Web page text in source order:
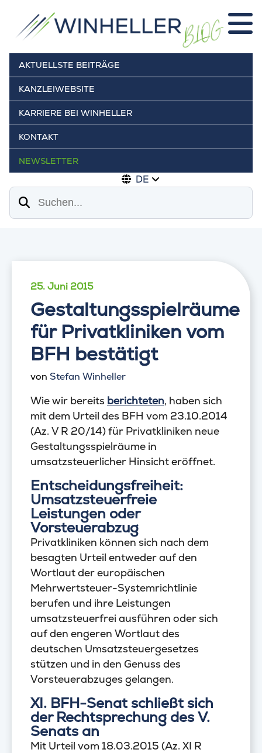
AKTUELLSTE BEITRÄGE
KANZLEIWEBSITE
KARRIERE BEI WINHELLER
KONTAKT
NEWSLETTER
DE
Suchen
25. Juni 2015
Gestaltungsspielräume
für Privatkliniken vom
BFH bestätigt
von Stefan Winheller
Wie wir bereits berichteten, haben sich
mit dem Urteil des BFH vom 23.10.2014
(Az. V R 20/14) für Privatkliniken neue
Gestaltungsspielräume in
umsatzsteuerlicher Hinsicht eröffnet.
Entscheidungsfreiheit:
Umsatzsteuerfreie
Leistungen oder
Vorsteuerabzug
Privatkliniken können sich nach dem
besagten Urteil entweder auf den
Wortlaut der europäischen
Mehrwertsteuer-Systemrichtlinie
berufen und ihre Leistungen
umsatzsteuerfrei ausführen oder sich
auf den engeren Wortlaut des
deutschen Umsatzsteuergesetzes
stützen und in den Genuss des
Vorsteuerabzuges gelangen.
XI. BFH-Senat schließt sich
der Rechtsprechung des V.
Senats an
Mit Urteil vom 18.03.2015 (Az. XI R